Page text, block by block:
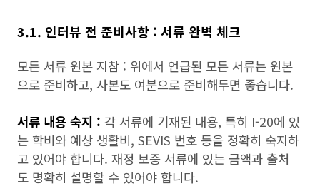
3.1. 인터뷰 전 준비사항 : 서류 완벽 체크
모든 서류 원본 지참 : 위에서 언급된 모든 서류는 원본
으로 준비하고, 사본도 여분으로 준비해두면 좋습니다.
서류 내용 숙지 : 각 서류에 기재된 내용, 특히 I-20에 있
는 학비와 예상 생활비, SEVIS 번호 등을 정확히 숙지하
고 있어야 합니다. 재정 보증 서류에 있는 금액과 출처
도 명확히 설명할 수 있어야 합니다.